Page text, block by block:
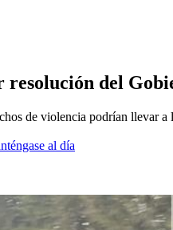
del
de violencia podrían llevar
al día